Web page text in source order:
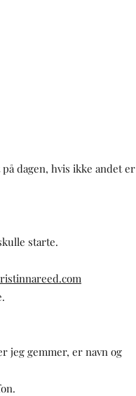
dagen, hvis ikke andet er
starte.
jeg gemmer, er navn og